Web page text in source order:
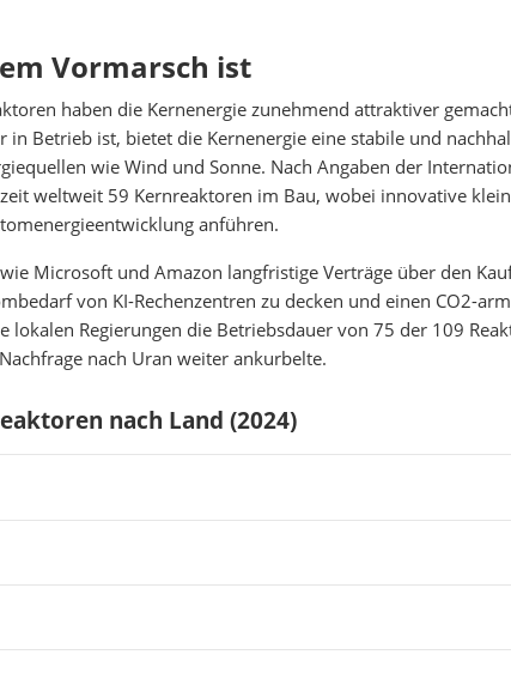
Vormarsch ist
haben die Kernenergie zunehmend attraktiver
Betrieb ist, bietet die Kernenergie eine stabile und
wie Wind und Sonne. Nach Angaben der
weltweit 59 Kernreaktoren im Bau, wobei innovative
anführen.
Microsoft und Amazon langfristige Verträge über den
von KI-Rechenzentren zu decken und einen CO2-
lokalen Regierungen die Betriebsdauer von 75 der 109
nach Uran weiter ankurbelte.
nach Land (2024)